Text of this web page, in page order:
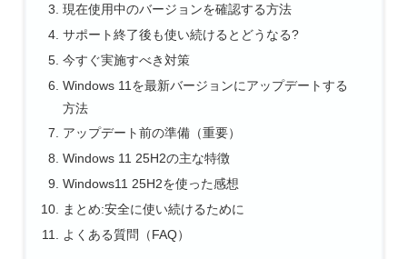
現在使用中のバージョンを確認する方法
サポート終了後も使い続けるとどうなる?
今すぐ実施すべき対策
Windows 11を最新バージョンにアップデートする
方法
アップデート前の準備（重要）
Windows 11 25H2の主な特徴
Windows11 25H2を使った感想
まとめ:安全に使い続けるために
よくある質問（FAQ）